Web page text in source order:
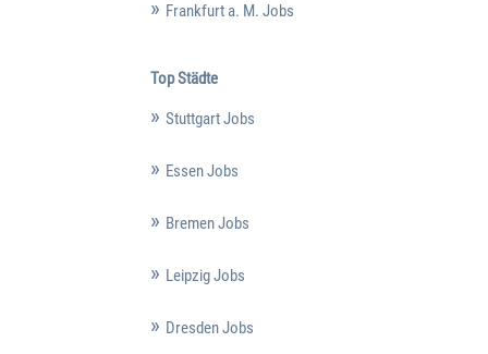
Frankfurt a. M. Jobs
Top Städte
Stuttgart Jobs
Essen Jobs
Bremen Jobs
Leipzig Jobs
Dresden Jobs